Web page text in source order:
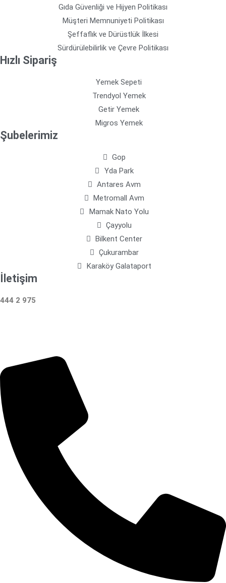
Gıda Güvenliği ve Hijyen Politikası
Müşteri Memnuniyeti Politikası
Şeffaflık ve Dürüstlük İlkesi
Sürdürülebilirlik ve Çevre Politikası
Hızlı Sipariş
Yemek Sepeti
Trendyol Yemek
Getir Yemek
Migros Yemek
Şubelerimiz
Gop
Yda Park
Antares Avm
Metromall Avm
Mamak Nato Yolu
Çayyolu
Bilkent Center
Çukurambar
Karaköy Galataport
İletişim
444 2 975